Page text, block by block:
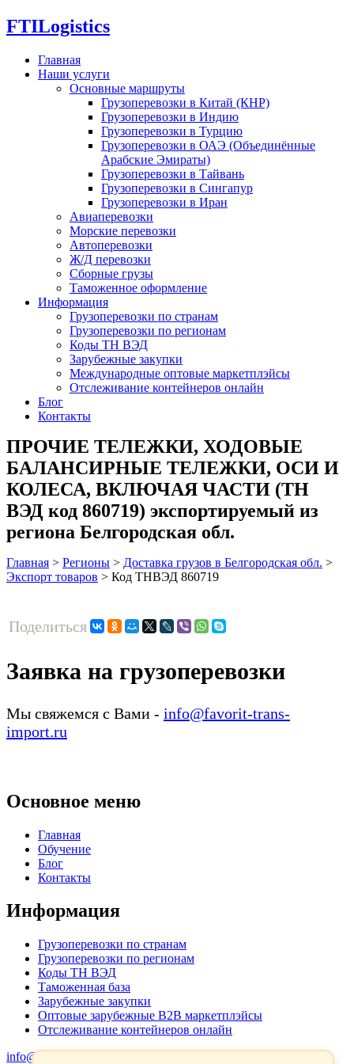
FTILogistics
Главная
Наши услуги
Основные маршруты
Грузоперевозки в Китай (КНР)
Грузоперевозки в Индию
Грузоперевозки в Турцию
Грузоперевозки в ОАЭ (Объединённые
Арабские Эмираты)
Грузоперевозки в Тайвань
Грузоперевозки в Сингапур
Грузоперевозки в Иран
Авиаперевозки
Морские перевозки
Автоперевозки
Ж/Д перевозки
Сборные грузы
Таможенное оформление
Информация
Грузоперевозки по странам
Грузоперевозки по регионам
Коды ТН ВЭД
Зарубежные закупки
Международные оптовые маркетплэйсы
Отслеживание контейнеров онлайн
Блог
Контакты
ПРОЧИЕ ТЕЛЕЖКИ, ХОДОВЫЕ
БАЛАНСИРНЫЕ ТЕЛЕЖКИ, ОСИ И
КОЛЕСА, ВКЛЮЧАЯ ЧАСТИ (ТН
ВЭД код 860719) экспортируемый из
региона Белгородская обл.
Главная > Регионы > Доставка грузов в Белгородская обл. >
Экспорт товаров > Код ТНВЭД 860719
Поделиться
Заявка на грузоперевозки
Мы свяжемся с Вами - info@favorit-trans-
import.ru
Основное меню
Главная
Обучение
Блог
Контакты
Информация
Грузоперевозки по странам
Грузоперевозки по регионам
Коды ТН ВЭД
Таможенная база
Зарубежные закупки
Оптовые зарубежные B2B маркетплэйсы
Отслеживание контейнеров онлайн
info@favorit-trans-import.ru